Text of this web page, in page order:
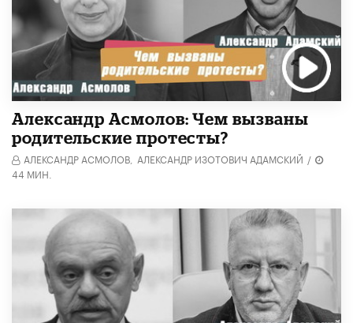
Александр Асмолов: Чем вызваны
родительские протесты?
АЛЕКСАНДР АСМОЛОВ, АЛЕКСАНДР ИЗОТОВИЧ АДАМСКИЙ /
44 МИН.